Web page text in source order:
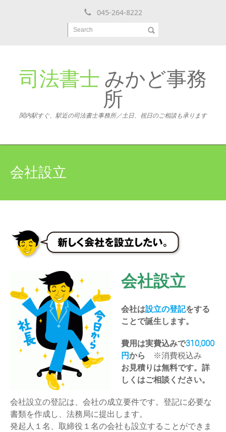
045-264-8222
Search
司法書士 みかど事務
所
関内駅すぐ、駅近の司法書士事務所／土日、祝日のご相談も承ります
会社設立
会社設立
会社は設立の登記をする
ことで誕生します。
費用は実費込みで310,000
円から ※消費税込み
お見積りは無料です。詳
しくはご相談ください。
会社設立の登記は、会社の成立要件です。登記に必要な
書類を作成し、法務局に提出します。
発起人１名、取締役１名の会社も設立することができま